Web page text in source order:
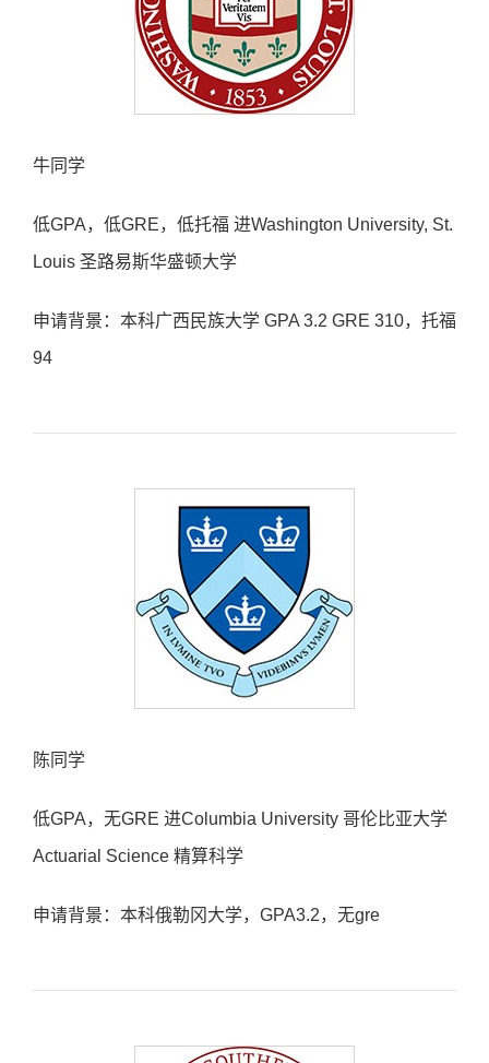
牛同学
低GPA，低GRE，低托福 进Washington University, St.
Louis 圣路易斯华盛顿大学
申请背景：本科广西民族大学 GPA 3.2 GRE 310，托福
94
陈同学
低GPA，无GRE 进Columbia University 哥伦比亚大学
Actuarial Science 精算科学
申请背景：本科俄勒冈大学，GPA3.2，无gre